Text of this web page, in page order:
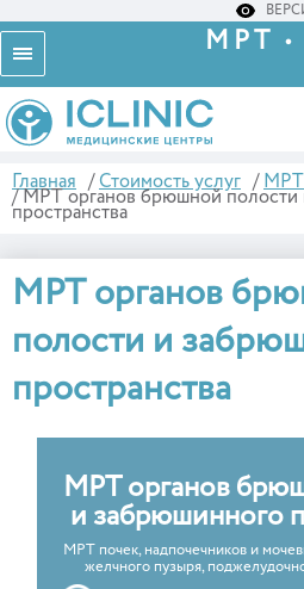
МРТ •
Главная / Стоимость услуг / МРТ
/ МРТ органов брюшной полости
пространства
МРТ органов
полости и
пространства
МРТ органов
и забрюшинного
МРТ почек, надпочечников и
желчного пузыря,